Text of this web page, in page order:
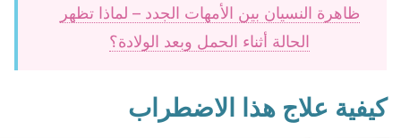
ظاهرة النسيان بين الأمهات الجدد – لماذا تظهر
الحالة أثناء الحمل وبعد الولادة؟
كيفية علاج هذا الاضطراب